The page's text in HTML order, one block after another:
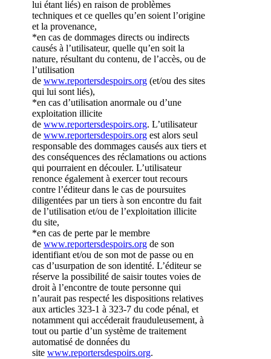
lui étant liés) en raison de problèmes
techniques et ce quelles qu’en soient l’origine
et la provenance,
*en cas de dommages directs ou indirects
causés à l’utilisateur, quelle qu’en soit la
nature, résultant du contenu, de l’accès, ou de
l’utilisation
de www.reportersdespoirs.org(et/ou des sites
qui lui sont liés),
*en cas d’utilisation anormale ou d’une
exploitation illicite
de www.reportersdespoirs.org. L’utilisateur
de www.reportersdespoirs.orgest alors seul
responsable des dommages causés aux tiers et
des conséquences des réclamations ou actions
qui pourraient en découler. L’utilisateur
renonce également à exercer tout recours
contre l’éditeur dans le cas de poursuites
diligentées par un tiers à son encontre du fait
de l’utilisation et/ou de l’exploitation illicite
du site,
*en cas de perte par le membre
de www.reportersdespoirs.orgde son
identifiant et/ou de son mot de passe ou en
cas d’usurpation de son identité. L’éditeur se
réserve la possibilité de saisir toutes voies de
droit à l’encontre de toute personne qui
n’aurait pas respecté les dispositions relatives
aux articles 323-1 à 323-7 du code pénal, et
notamment qui accéderait frauduleusement, à
tout ou partie d’un système de traitement
automatisé de données du
site www.reportersdespoirs.org.